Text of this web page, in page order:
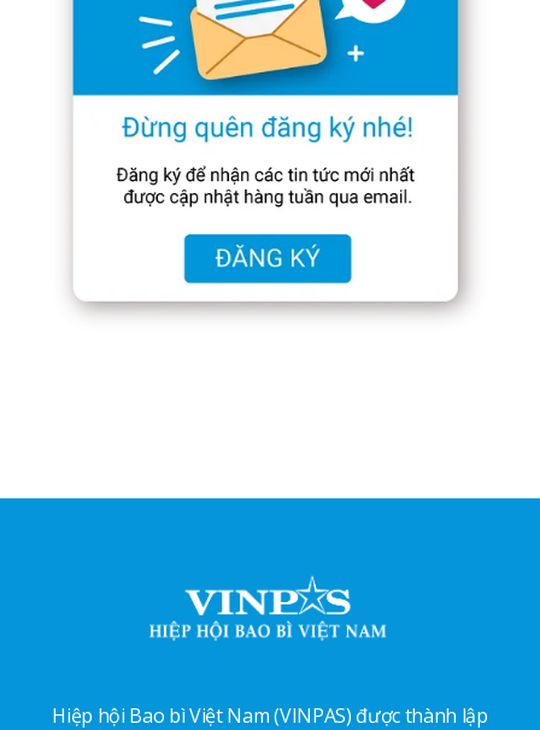
Hiệp hội Bao bì Việt Nam (VINPAS) được thành lập